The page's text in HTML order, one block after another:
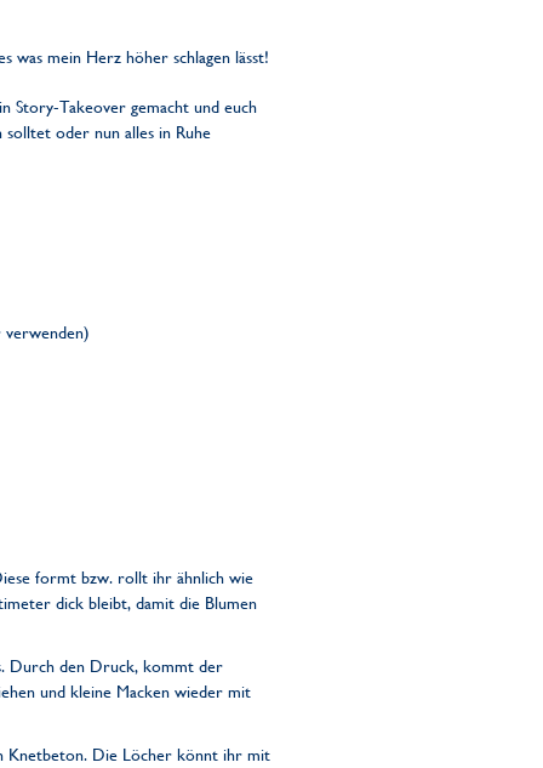
mein Herz höher schlagen lässt!
Story-Takeover gemacht und euch
solltet oder nun alles in Ruhe
formt bzw. rollt ihr ähnlich wie
dick bleibt, damit die Blumen
Durch den Druck, kommt der
und kleine Macken wieder mit
Knetbeton. Die Löcher könnt ihr mit